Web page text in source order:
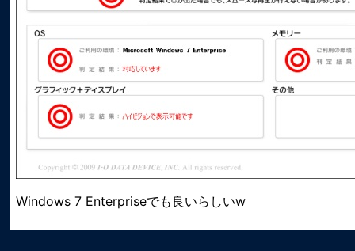
Windows 7 Enterpriseでも良いらしいw